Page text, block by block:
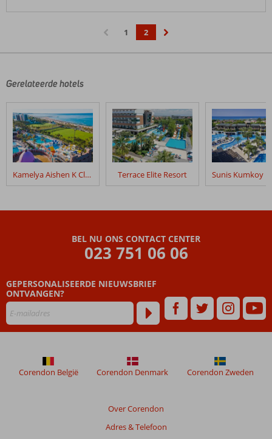
1
2
Gerelateerde hotels
Kamelya Aishen K Club Terrace Elite Resort
BEL NU ONS CONTACT CENTER
023 751 06 06
GEPERSONALISEERDE NIEUWSBRIEF
ONTVANGEN?
Over Corendon
Adres & Telefoon
Corendon België Corendon Denmark Corendon Zweden